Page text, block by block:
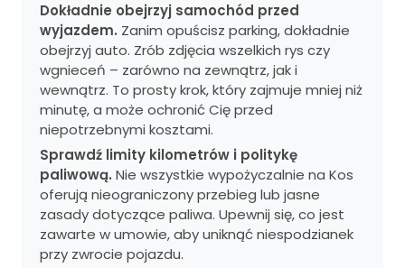
Dokładnie obejrzyj samochód przed
wyjazdem. Zanim opuścisz parking, dokładnie
obejrzyj auto. Zrób zdjęcia wszelkich rys czy
wgnieceń – zarówno na zewnątrz, jak i
wewnątrz. To prosty krok, który zajmuje mniej niż
minutę, a może ochronić Cię przed
niepotrzebnymi kosztami.
Sprawdź limity kilometrów i politykę
paliwową. Nie wszystkie wypożyczalnie na Kos
oferują nieograniczony przebieg lub jasne
zasady dotyczące paliwa. Upewnij się, co jest
zawarte w umowie, aby uniknąć niespodzianek
przy zwrocie pojazdu.